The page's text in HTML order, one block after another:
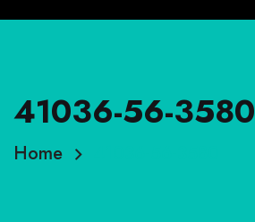
41036-56-3580
Home